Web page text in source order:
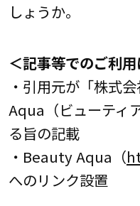
しょうか。
＜記事等でのご利
・引用元が「株式
Aqua（ビューティ
る旨の記載
・Beauty Aqua（
へのリンク設置